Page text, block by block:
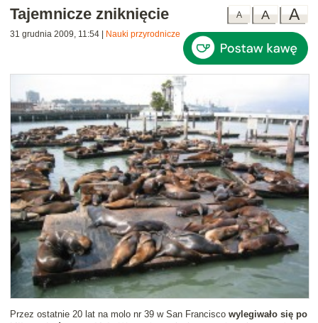
A
A
A
Tajemnicze zniknięcie
31 grudnia 2009, 11:54 Nauki przyrodnicze
Przez ostatnie 20 lat na molo nr 39 w San Francisco wylegiwało się po